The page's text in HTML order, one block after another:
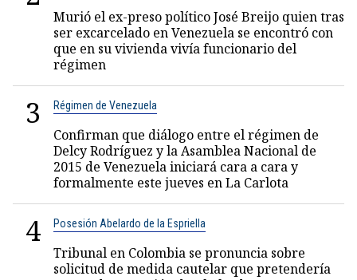
Murió el ex-preso político José Breijo quien tras
ser excarcelado en Venezuela se encontró con
que en su vivienda vivía funcionario del
régimen
3 Régimen de Venezuela
Confirman que diálogo entre el régimen de
Delcy Rodríguez y la Asamblea Nacional de
2015 de Venezuela iniciará cara a cara y
formalmente este jueves en La Carlota
4 Posesión Abelardo de la Espriella
Tribunal en Colombia se pronuncia sobre
solicitud de medida cautelar que pretendería